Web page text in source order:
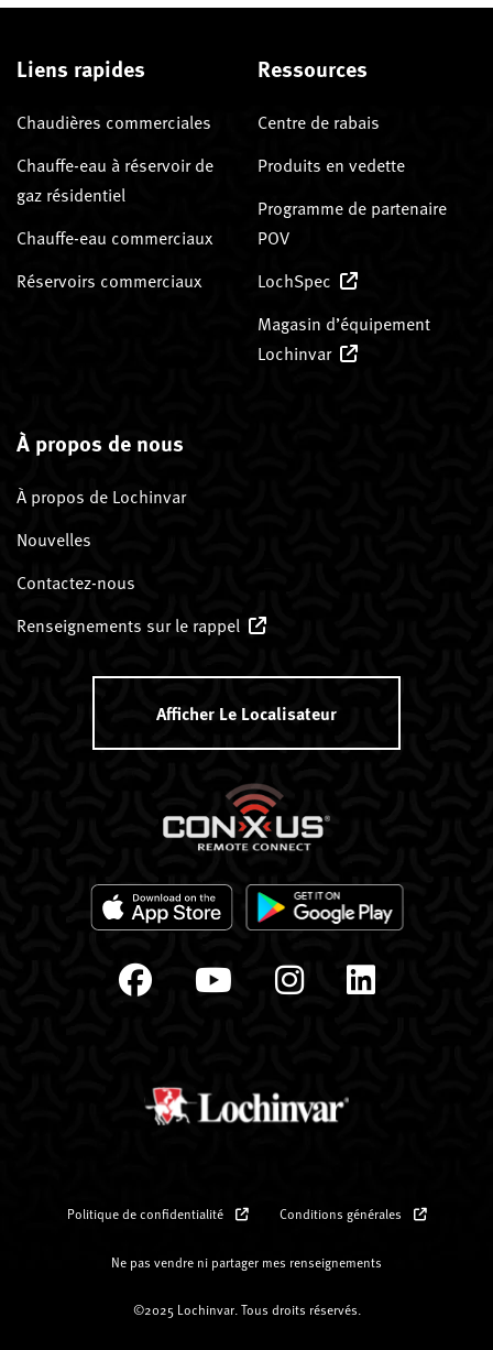
Liens rapides
Chaudières commerciales
Chauffe-eau à réservoir de
gaz résidentiel
Chauffe-eau commerciaux
Réservoirs commerciaux
Ressources
Centre de rabais
Produits en vedette
Programme de partenaire
POV
LochSpec
Magasin d’équipement
Lochinvar
À propos de nous
À propos de Lochinvar
Nouvelles
Contactez-nous
Renseignements sur le rappel
Afficher Le Localisateur
Politique de confidentialité Conditions générales
Ne pas vendre ni partager mes renseignements
©2025 Lochinvar. Tous droits réservés.